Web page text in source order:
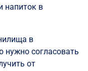
напиток в
в
нужно согласовать
от